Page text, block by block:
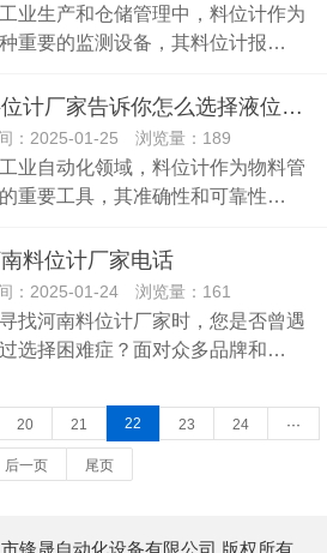
业生产和仓储管理中，料位计作为
重要的监测设备，其料位计报…
料位计厂家告诉你怎么选择液位计和料位计
：2025-01-25 浏览量：189
业自动化领域，料位计作为物料管
重要工具，其准确性和可靠性…
料位计厂家电话
：2025-01-24 浏览量：161
找河南料位计厂家时，您是否曾遇
选择困难症？面对众多品牌和…
20 21 22 23 24 ···
后一页 尾页
锋晟自动化设备有限公司 版权所有